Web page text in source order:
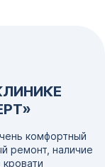
комфортный
ремонт, наличие